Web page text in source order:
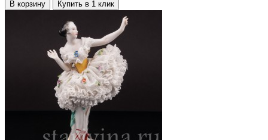
В корзину Купить в 1 клик